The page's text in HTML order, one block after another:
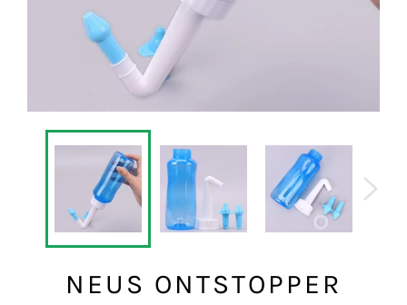
NEUS ONTSTOPPER